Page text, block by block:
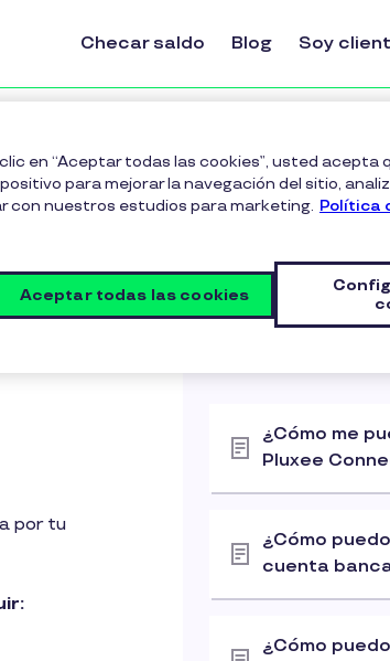
Checar saldo Blog Soy
mi razón social?
por tu
Artículos
¿Cómo me
Pluxee
¿Cómo
cuenta
¿Cómo
en “Aceptar todas las cookies”, usted acepta
para mejorar la navegación del sitio,
con nuestros estudios para marketing. Política
Aceptar todas las cookies